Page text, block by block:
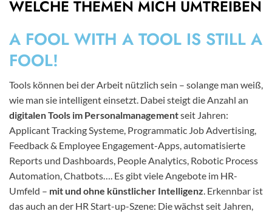
WELCHE THEMEN MICH UMTREIBEN
A FOOL WITH A TOOL IS STILL A
FOOL!
Tools können bei der Arbeit nützlich sein – solange man weiß,
wie man sie intelligent einsetzt. Dabei steigt die Anzahl an
digitalen Tools im Personalmanagementseit Jahren:
Applicant Tracking Systeme, Programmatic Job Advertising,
Feedback & Employee Engagement-Apps, automatisierte
Reports und Dashboards, People Analytics, Robotic Process
Automation, Chatbots…. Es gibt viele Angebote im HR-
Umfeld – mit und ohne künstlicher Intelligenz. Erkennbar ist
das auch an der HR Start-up-Szene: Die wächst seit Jahren,